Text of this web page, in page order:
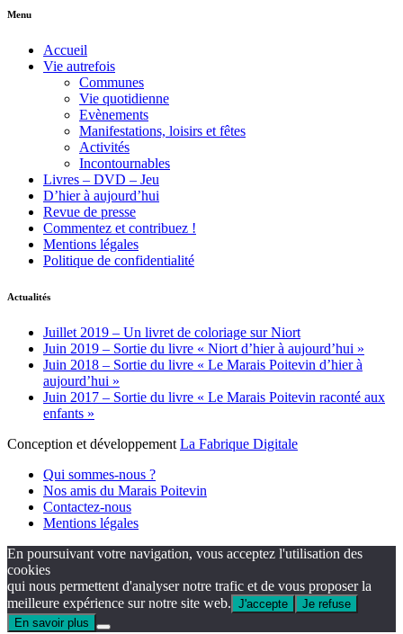
Menu
Accueil
Vie autrefois
Communes
Vie quotidienne
Evènements
Manifestations, loisirs et fêtes
Activités
Incontournables
Livres – DVD – Jeu
D’hier à aujourd’hui
Revue de presse
Commentez et contribuez !
Mentions légales
Politique de confidentialité
Actualités
Juillet 2019 – Un livret de coloriage sur Niort
Juin 2019 – Sortie du livre « Niort d’hier à aujourd’hui »
Juin 2018 – Sortie du livre « Le Marais Poitevin d’hier à
aujourd’hui »
Juin 2017 – Sortie du livre « Le Marais Poitevin raconté aux
enfants »
Conception et développement La Fabrique Digitale
Qui sommes-nous ?
Nos amis du Marais Poitevin
Contactez-nous
Mentions légales
En poursuivant votre navigation, vous acceptez l'utilisation des
cookies
qui nous permettent d'analyser notre trafic et de vous proposer la
meilleure expérience sur notre site web. J'accepte
Je refuse
En savoir plus